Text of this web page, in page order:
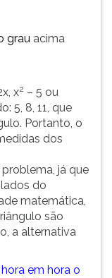
grau acima
x2 – 5 ou
5, 8, 11, que
Portanto, o
dos
já que
do
matemática,
são
a alternativa
em hora o